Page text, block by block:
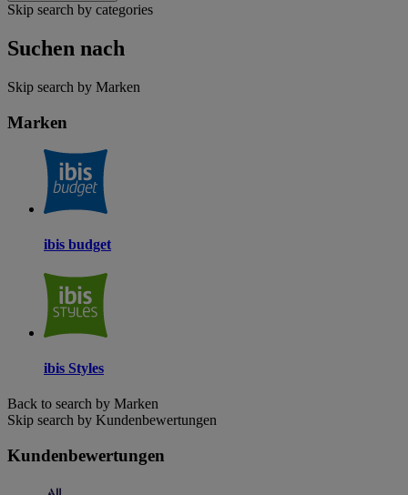
Skip search by categories
Suchen nach
Skip search by Marken
Marken
ibis budget
ibis Styles
Back to search by Marken
Skip search by Kundenbewertungen
Kundenbewertungen